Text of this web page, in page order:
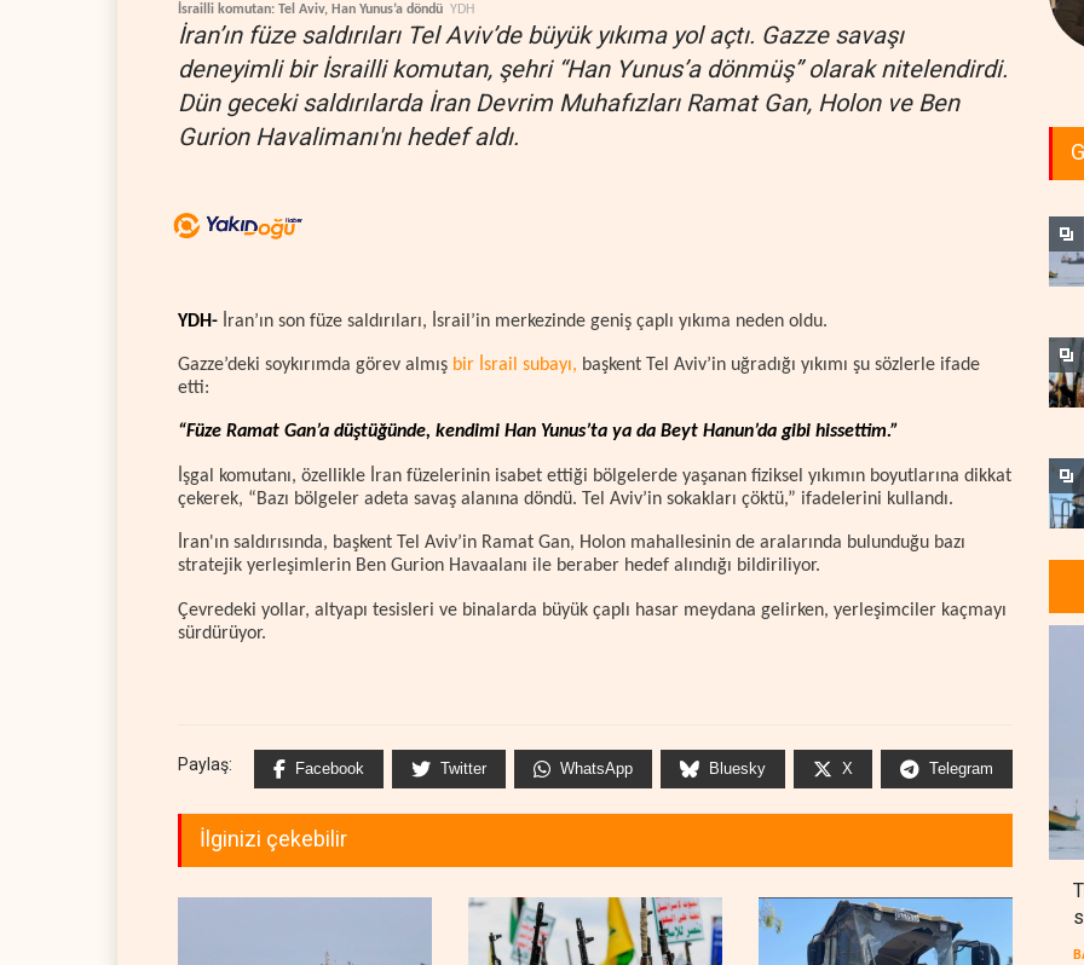
İsrailli komutan: Tel Aviv, Han Yunus’a döndü YDH
İran’ın füze saldırıları Tel Aviv’de büyük yıkıma yol açtı. Gazze savaşı
deneyimli bir İsrailli komutan, şehri “Han Yunus’a dönmüş” olarak nitelendirdi.
Dün geceki saldırılarda İran Devrim Muhafızları Ramat Gan, Holon ve Ben
Gurion Havalimanı'nı hedef aldı.
YDH- İran’ın son füze saldırıları, İsrail’in merkezinde geniş çaplı yıkıma neden oldu.
Gazze’deki soykırımda görev almış bir İsrail subayı, başkent Tel Aviv’in uğradığı yıkımı şu sözlerle ifade
etti:
“Füze Ramat Gan’a düştüğünde, kendimi Han Yunus’ta ya da Beyt Hanun’da gibi hissettim.”
İşgal komutanı, özellikle İran füzelerinin isabet ettiği bölgelerde yaşanan fiziksel yıkımın boyutlarına dikkat
çekerek, “Bazı bölgeler adeta savaş alanına döndü. Tel Aviv’in sokakları çöktü,” ifadelerini kullandı.
İran'ın saldırısında, başkent Tel Aviv’in Ramat Gan, Holon mahallesinin de aralarında bulunduğu bazı
stratejik yerleşimlerin Ben Gurion Havaalanı ile beraber hedef alındığı bildiriliyor.
Çevredeki yollar, altyapı tesisleri ve binalarda büyük çaplı hasar meydana gelirken, yerleşimciler kaçmayı
sürdürüyor.
Paylaş: Facebook Twitter WhatsApp Bluesky X Telegram
İlginizi çekebilir